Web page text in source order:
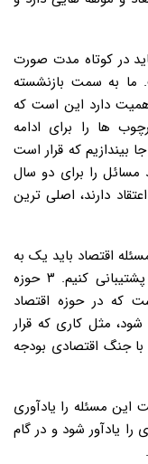
در کوتاه مدت صورت
ما به سمت بازنشسته
دارد این است که
ها را برای ادامه
بیندازیم که قرار است
مسائل را برای دو سال
دارند، اصلی ترین
اقتصاد باید یک به
یک ارکان را با سهمیه سازی، یا تقویت یا پشتیبانی کنیم. ۳ حوزه
که در حوزه اقتصاد
مثل کاری که قرار
جنگ اقتصادی بودجه
مسئله را یادآوری
را یادآور شود و در گام